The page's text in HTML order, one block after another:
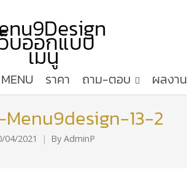
ราคา ถาม-ตอบ ผลงาน
13-2
04/2021 By AdminP